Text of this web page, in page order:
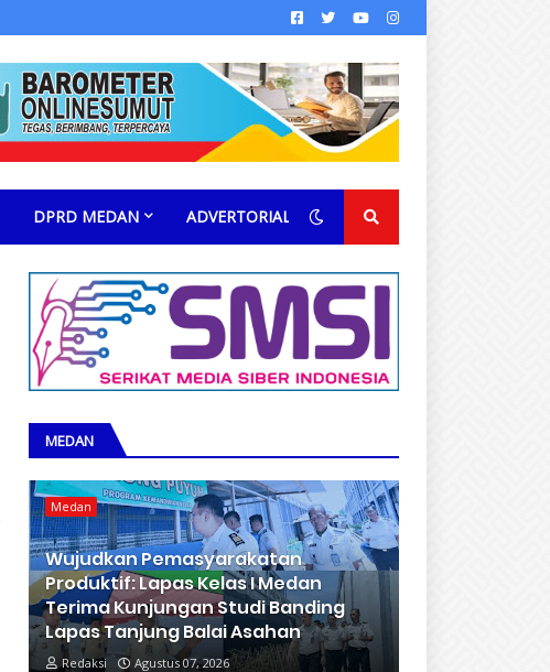
DPRD MEDAN ADVERTORIAL
MEDAN
Medan
Wujudkan Pemasyarakatan
Produktif: Lapas Kelas I Medan
Terima Kunjungan Studi Banding
Lapas Tanjung Balai Asahan
Redaksi Agustus 07, 2026